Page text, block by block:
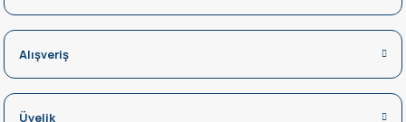
Alışveriş
Üyelik